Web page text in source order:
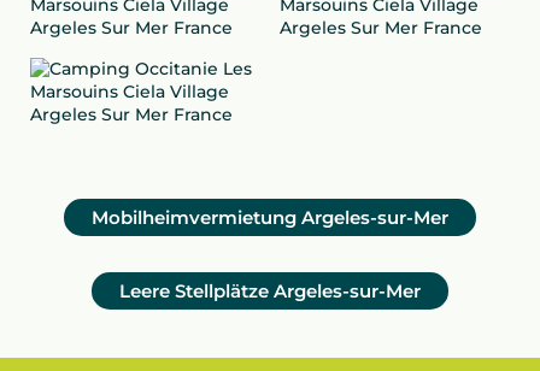
Mobilheimvermietung Argeles-sur-Mer
Leere Stellplätze Argeles-sur-Mer